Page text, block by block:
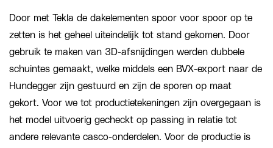
Door met Tekla de dakelementen spoor voor spoor op te
zetten is het geheel uiteindelijk tot stand gekomen. Door
gebruik te maken van 3D-afsnijdingen werden dubbele
schuintes gemaakt, welke middels een BVX-export naar de
Hundegger zijn gestuurd en zijn de sporen op maat
gekort. Voor we tot productietekeningen zijn overgegaan is
het model uitvoerig gecheckt op passing in relatie tot
andere relevante casco-onderdelen. Voor de productie is